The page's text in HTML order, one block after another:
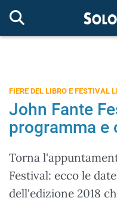
FIERE DEL LIBRO E FESTIVAL
John Fante
programma e
Torna
Festival: ecco le
dell'edizione 2018